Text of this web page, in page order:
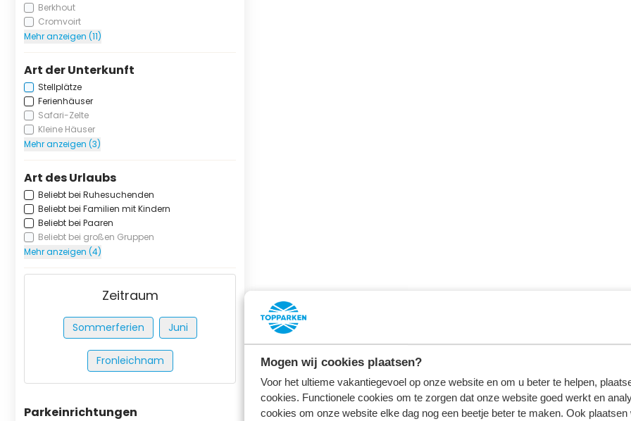
Mogen wij cookies plaatsen?
Voor het ultieme vakantiegevoel op onze website en om u beter te helpen,
cookies. Functionele cookies om te zorgen dat onze website goed werkt en
cookies om onze website elke dag nog een beetje beter te maken. Ook plaatsen
Berkhout
Cromvoirt
Mehr anzeigen (11)
Art der Unterkunft
Stellplätze
Ferienhäuser
Safari-Zelte
Kleine Häuser
Mehr anzeigen (3)
Art des Urlaubs
Beliebt bei Ruhesuchenden
Beliebt bei Familien mit Kindern
Beliebt bei Paaren
Beliebt bei großen Gruppen
Mehr anzeigen (4)
Zeitraum
Sommerferien Juni
Fronleichnam
Parkeinrichtungen